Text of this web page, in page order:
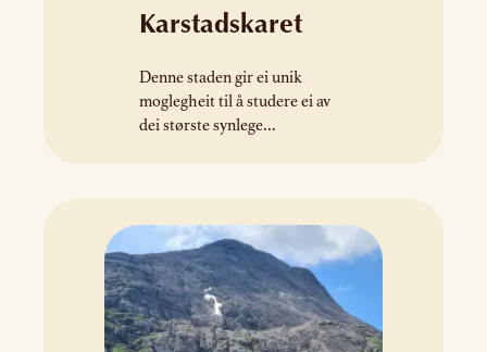
Karstadskaret
Denne staden gir ei unik
moglegheit til å studere ei av
dei største synlege
omdanna til fint knuste
bergartar inne i
lausrivingssona. Samstundes
finst det ei tydeleg grense mot
dei devonske konglomerata
som ligg over forkastingsflata.